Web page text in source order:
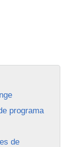
programa
de